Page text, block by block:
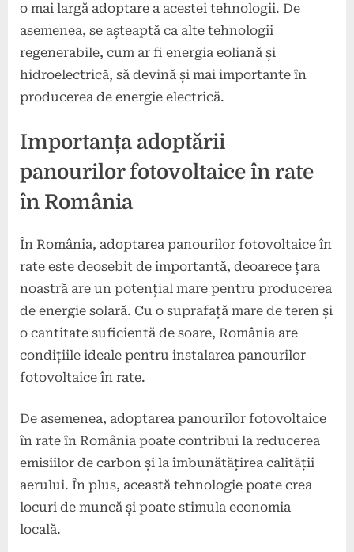
o mai largă adoptare a acestei tehnologii. De
asemenea, se așteaptă ca alte tehnologii
regenerabile, cum ar fi energia eoliană și
hidroelectrică, să devină și mai importante în
producerea de energie electrică.
Importanța adoptării
panourilor fotovoltaice în rate
în România
În România, adoptarea panourilor fotovoltaice în
rate este deosebit de importantă, deoarece țara
noastră are un potențial mare pentru producerea
de energie solară. Cu o suprafață mare de teren și
o cantitate suficientă de soare, România are
condițiile ideale pentru instalarea panourilor
fotovoltaice în rate.
De asemenea, adoptarea panourilor fotovoltaice
în rate în România poate contribui la reducerea
emisiilor de carbon și la îmbunătățirea calității
aerului. În plus, această tehnologie poate crea
locuri de muncă și poate stimula economia
locală.